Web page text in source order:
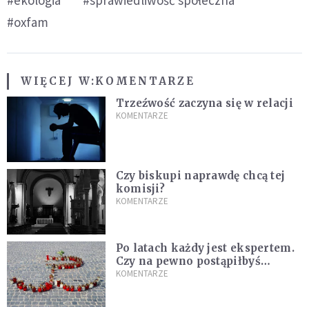
#oxfam
WIĘCEJ W:KOMENTARZE
Trzeźwość zaczyna się w relacji
KOMENTARZE
Czy biskupi naprawdę chcą tej
komisji?
KOMENTARZE
Po latach każdy jest ekspertem.
Czy na pewno postąpiłbyś
inaczej?
KOMENTARZE